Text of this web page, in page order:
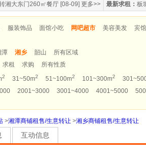
湘大东门260㎡餐厅 [08-09] 更多>> 最新求租： 板
服装饰品 面馆小吃 网吧超市 美容美发
宾
潭 湘乡 韶山
所有区域
求租 求购
所有性质
2 31~50m2 51~100m2 101~300m2
2001~3000 3001~4000 4001~5000
>湘潭商铺租售/生意转让 >湘乡商铺租售/生意转让
互动信息